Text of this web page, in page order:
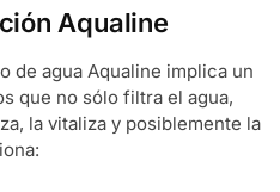
Aqualine
de agua Aqualine implica un
que no sólo filtra el agua,
la vitaliza y posiblemente la